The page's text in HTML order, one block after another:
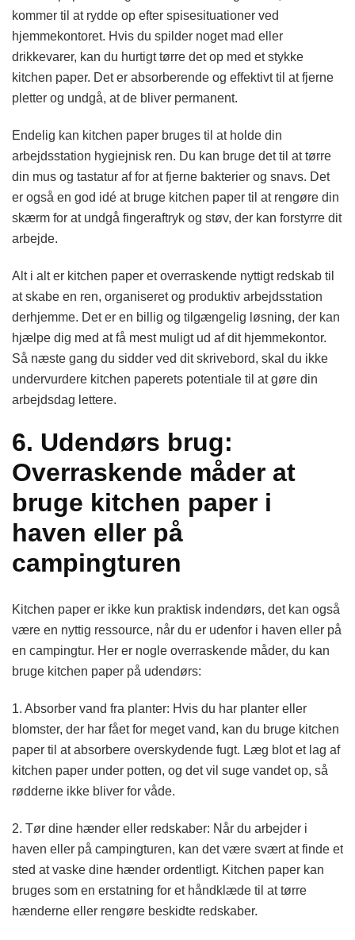
kommer til at rydde op efter spisesituationer ved
hjemmekontoret. Hvis du spilder noget mad eller
drikkevarer, kan du hurtigt tørre det op med et stykke
kitchen paper. Det er absorberende og effektivt til at fjerne
pletter og undgå, at de bliver permanent.
Endelig kan kitchen paper bruges til at holde din
arbejdsstation hygiejnisk ren. Du kan bruge det til at tørre
din mus og tastatur af for at fjerne bakterier og snavs. Det
er også en god idé at bruge kitchen paper til at rengøre din
skærm for at undgå fingeraftryk og støv, der kan forstyrre dit
arbejde.
Alt i alt er kitchen paper et overraskende nyttigt redskab til
at skabe en ren, organiseret og produktiv arbejdsstation
derhjemme. Det er en billig og tilgængelig løsning, der kan
hjælpe dig med at få mest muligt ud af dit hjemmekontor.
Så næste gang du sidder ved dit skrivebord, skal du ikke
undervurdere kitchen paperets potentiale til at gøre din
arbejdsdag lettere.
6. Udendørs brug:
Overraskende måder at
bruge kitchen paper i
haven eller på
campingturen
Kitchen paper er ikke kun praktisk indendørs, det kan også
være en nyttig ressource, når du er udenfor i haven eller på
en campingtur. Her er nogle overraskende måder, du kan
bruge kitchen paper på udendørs:
1. Absorber vand fra planter: Hvis du har planter eller
blomster, der har fået for meget vand, kan du bruge kitchen
paper til at absorbere overskydende fugt. Læg blot et lag af
kitchen paper under potten, og det vil suge vandet op, så
rødderne ikke bliver for våde.
2. Tør dine hænder eller redskaber: Når du arbejder i
haven eller på campingturen, kan det være svært at finde et
sted at vaske dine hænder ordentligt. Kitchen paper kan
bruges som en erstatning for et håndklæde til at tørre
hænderne eller rengøre beskidte redskaber.